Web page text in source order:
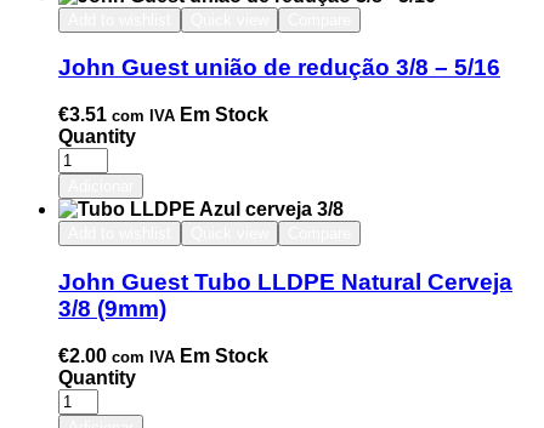
John Guest união de redução 3/8 – 5/16
€3.51 com IVA Em Stock
Quantity
John Guest Tubo LLDPE Natural Cerveja
3/8 (9mm)
€2.00 com IVA Em Stock
Quantity